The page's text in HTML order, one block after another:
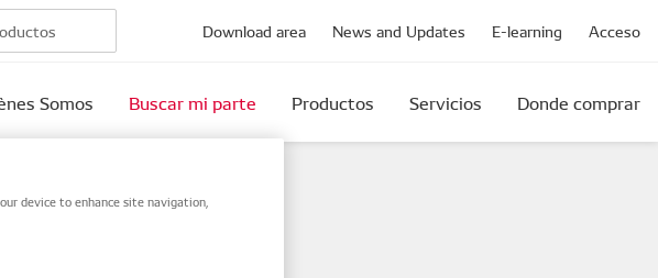
Download area News and Updates E-learning Acceso
Somos Buscar mi parte Productos Servicios Donde comprar
device to enhance site navigation,